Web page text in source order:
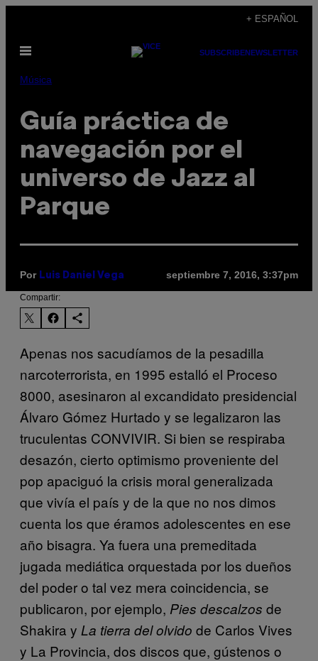
contenido
+ ESPAÑOL
Abrir
SUBSCRIBENEWSLETTER
Música
Guía práctica de
navegación por el
universo de Jazz al
Parque
Por Luis Daniel Vega septiembre 7, 2016, 3:37pm
Compartir:
Apenas nos sacudíamos de la pesadilla
narcoterrorista, en 1995 estalló el Proceso
8000, asesinaron al excandidato presidencial
Álvaro Gómez Hurtado y se legalizaron las
truculentas CONVIVIR. Si bien se respiraba
desazón, cierto optimismo proveniente del
pop apaciguó la crisis moral generalizada
que vivía el país y de la que no nos dimos
cuenta los que éramos adolescentes en ese
año bisagra. Ya fuera una premeditada
jugada mediática orquestada por los dueños
del poder o tal vez mera coincidencia, se
publicaron, por ejemplo, Pies descalzos de
Shakira y La tierra del olvido de Carlos Vives
y La Provincia, dos discos que, gústenos o